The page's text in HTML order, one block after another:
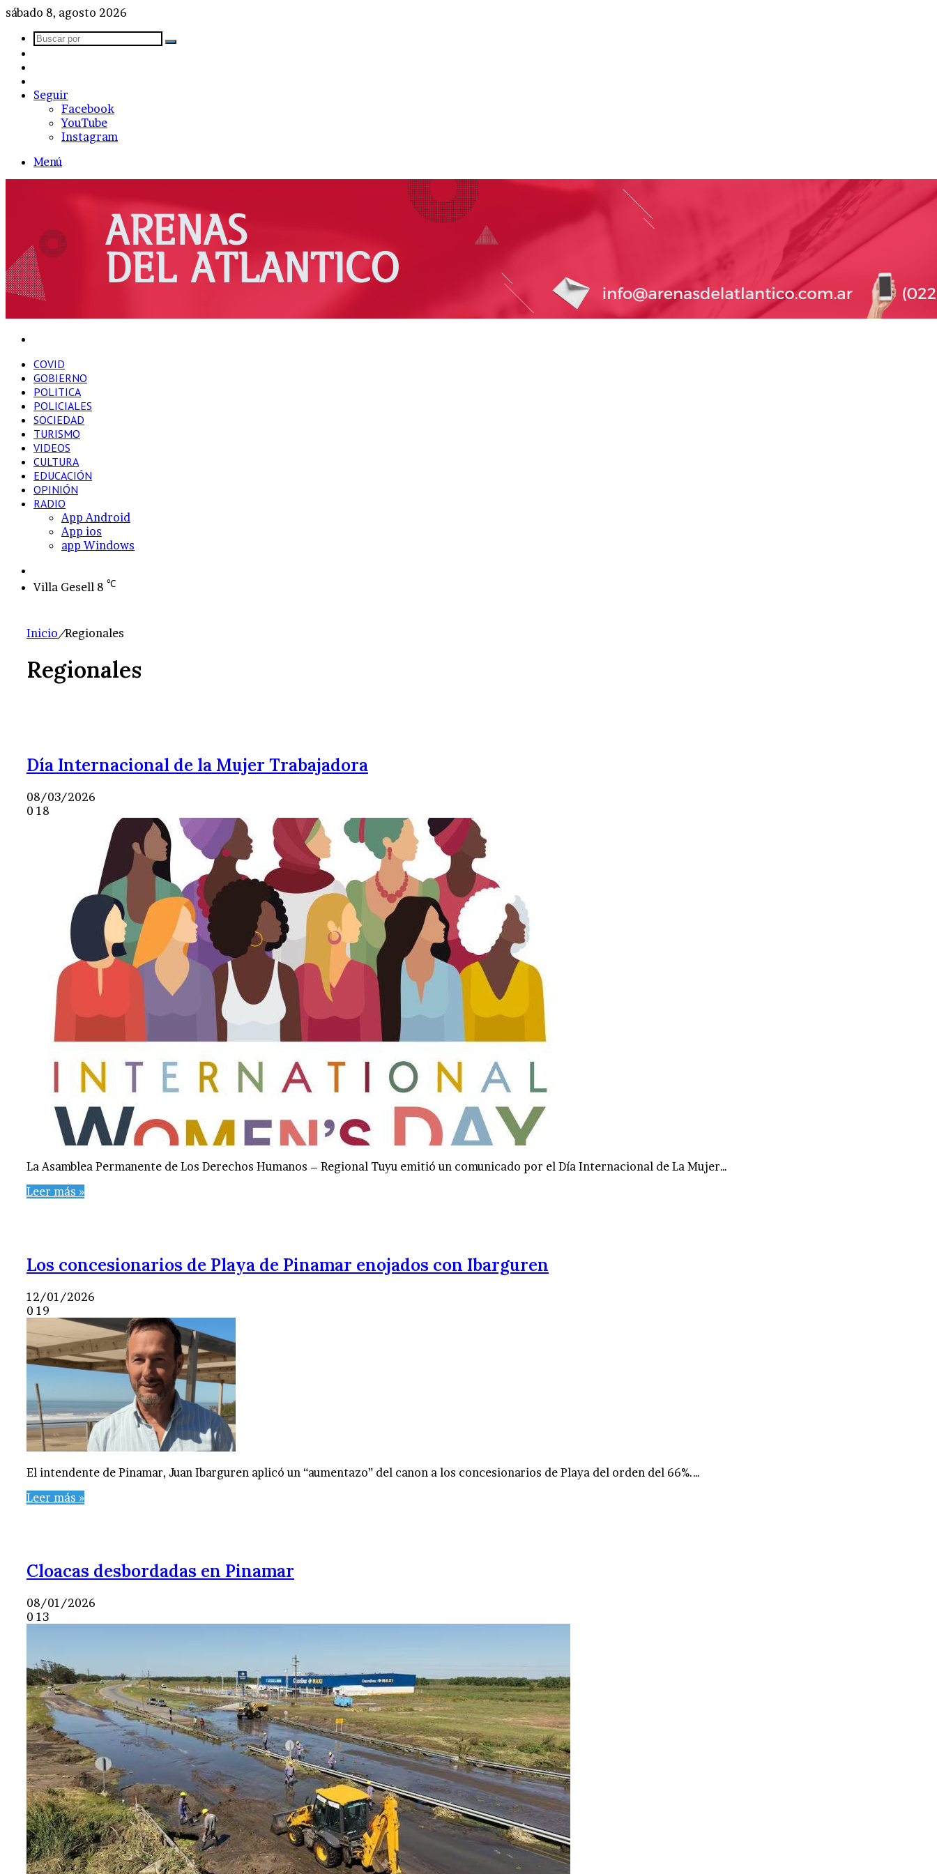
sábado 8, agosto 2026
Buscar
azar
Seguir
Facebook
YouTube
Instagram
Menú
COVID
GOBIERNO
POLITICA
POLICIALES
SOCIEDAD
TURISMO
VIDEOS
CULTURA
EDUCACIÓN
OPINIÓN
RADIO
App Android
App ios
app Windows
skin
Villa Gesell 8 ℃
Inicio/Regionales
Regionales
Día Internacional de la Mujer Trabajadora
08/03/2026
0 18
La Asamblea Permanente de Los Derechos Humanos – Regional Tuyu emitió un comunicado por el Día Internacional de La Mujer…
Leer más »
Los concesionarios de Playa de Pinamar enojados con Ibarguren
12/01/2026
0 19
El intendente de Pinamar, Juan Ibarguren aplicó un “aumentazo” del canon a los concesionarios de Playa del orden del 66%.…
Leer más »
Cloacas desbordadas en Pinamar
08/01/2026
0 13